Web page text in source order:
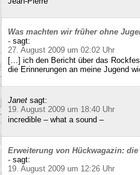
Was machten wir früher ohne
- sagt:
27. August 2009 um 02:02 Uhr
[…] ich den Bericht über das
die Erinnerungen an meine Jugend
Janet sagt:
19. August 2009 um 18:40 Uhr
incredible – what a sound –
Erweiterung von Hückwagazin:
- sagt:
19. August 2009 um 12:26 Uhr